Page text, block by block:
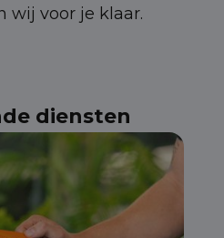
wij voor je klaar.
diensten